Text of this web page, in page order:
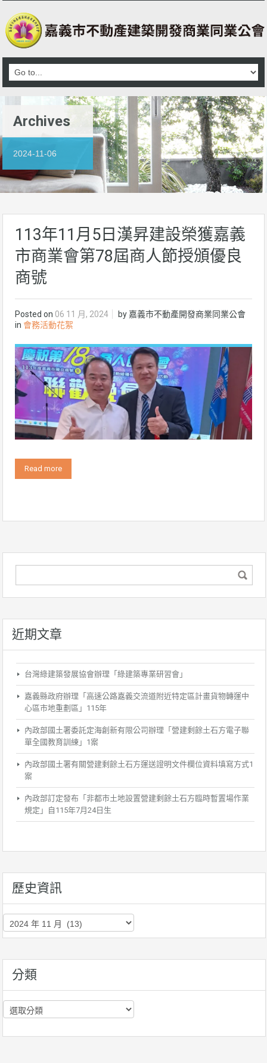
Archives
2024-11-06
113年11月5日漢昇建設榮獲嘉義
市商業會第78屆商人節授頒優良
商號
Posted on 06 11 月, 2024 by 嘉義市不動產開發商業同業公會
in 會務活動花絮
Read more
近期文章
台灣綠建築發展協會辦理「綠建築專業研習會」
嘉義縣政府辦理「高速公路嘉義交流道附近特定區計畫貨物轉運中
心區市地重劃區」115年
內政部國土署委託定海創新有限公司辦理「營建剩餘土石方電子聯
單全國教育訓練」1案
內政部國土署有關營建剩餘土石方運送證明文件欄位資料填寫方式1
案
內政部訂定發布「非都市土地設置營建剩餘土石方臨時暫置場作業
規定」自115年7月24日生
歷史資訊
歷
史
分類
分
類